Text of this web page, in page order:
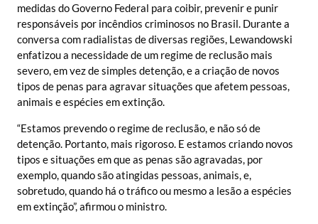
medidas do Governo Federal para coibir, prevenir e punir
responsáveis por incêndios criminosos no Brasil. Durante a
conversa com radialistas de diversas regiões, Lewandowski
enfatizou a necessidade de um regime de reclusão mais
severo, em vez de simples detenção, e a criação de novos
tipos de penas para agravar situações que afetem pessoas,
animais e espécies em extinção.
“Estamos prevendo o regime de reclusão, e não só de
detenção. Portanto, mais rigoroso. E estamos criando novos
tipos e situações em que as penas são agravadas, por
exemplo, quando são atingidas pessoas, animais, e,
sobretudo, quando há o tráfico ou mesmo a lesão a espécies
em extinção”, afirmou o ministro.